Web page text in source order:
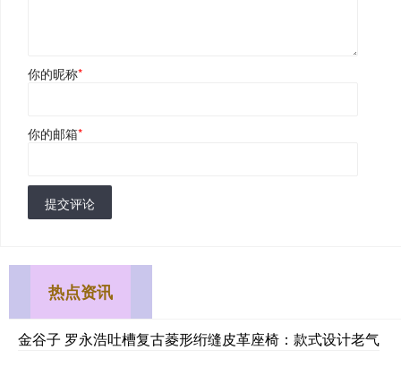
你的昵称*
你的邮箱*
提交评论
热点资讯
金谷子 罗永浩吐槽复古菱形绗缝皮革座椅：款式设计老气